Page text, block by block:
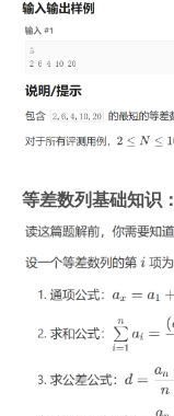
等差数列基础知识：